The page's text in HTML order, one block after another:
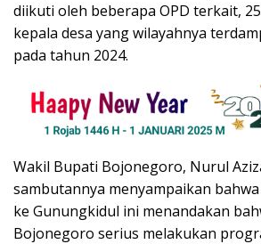
diikuti oleh beberapa OPD terkait,
kepala desa yang wilayahnya
pada tahun 2024.
Wakil Bupati Bojonegoro, Nurul
sambutannya menyampaikan
ke Gunungkidul ini menandakan
Bojonegoro serius melakukan